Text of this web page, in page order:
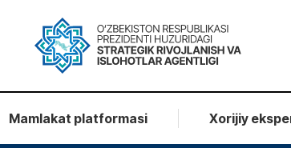
Mamlakat platformasi Xorijiy